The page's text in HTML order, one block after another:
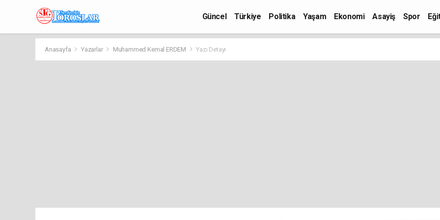
Güncel Türkiye Politika Yaşam Ekonomi Asayiş Spor
Anasayfa Yazarlar Muhammed Kemal ERDEM Yazı Detayı